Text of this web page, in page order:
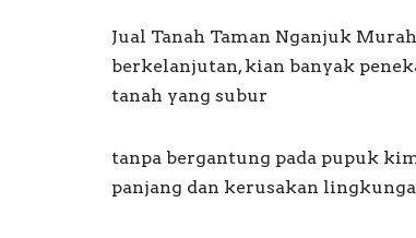
Jual Tanah Taman Nganjuk
berkelanjutan, kian banyak
tanah yang subur
tanpa bergantung pada pupuk
panjang dan kerusakan